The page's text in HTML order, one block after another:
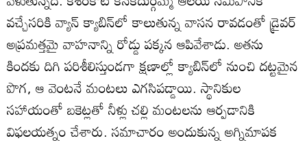
వచ్చేసరికి వ్యాన్‌ క్యాబిన్‌లో కాలుతున్న వాసన రావడంతో డ్రైవర్‌
అప్రమత్తమై వాహనాన్ని రోడ్డు పక్కన ఆపివేశాడు. అతను
కిందకు దిగి పరిశీలిస్తుండగా క్షణాల్లో క్యాబిన్‌లో నుంచి దట్టమైన
పొగ, ఆ వెంటనే మంటలు ఎగసిపడ్డాయి. స్థానికుల
సహాయంతో బకెట్లతో నీళ్లు చల్లి మంటలను ఆర్పడానికి
విఫలయత్నం చేశారు. సమాచారం అందుకున్న అగ్నిమాపక